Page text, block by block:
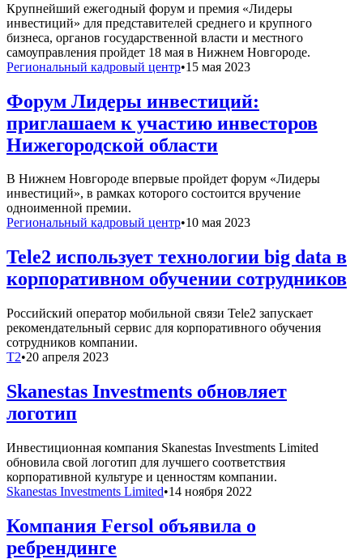
Крупнейший ежегодный форум и премия «Лидеры
инвестиций» для представителей среднего и крупного
бизнеса, органов государственной власти и местного
самоуправления пройдет 18 мая в Нижнем Новгороде.
Региональный кадровый центр•15 мая 2023
Форум Лидеры инвестиций:
приглашаем к участию инвесторов
Нижегородской области
В Нижнем Новгороде впервые пройдет форум «Лидеры
инвестиций», в рамках которого состоится вручение
одноименной премии.
Региональный кадровый центр•10 мая 2023
Tele2 использует технологии big data в
корпоративном обучении сотрудников
Российский оператор мобильной связи Tele2 запускает
рекомендательный сервис для корпоративного обучения
сотрудников компании.
T2•20 апреля 2023
Skanestas Investments обновляет
логотип
Инвестиционная компания Skanestas Investments Limited
обновила свой логотип для лучшего соответствия
корпоративной культуре и ценностям компании.
Skanestas Investments Limited•14 ноября 2022
Компания Fersol объявила о
ребрендинге